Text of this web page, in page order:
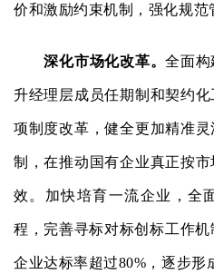
价和激励约束机制，强化规范
深化市场化改革。全面构
升经理层成员任期制和契约
项制度改革，健全更加精准
制，在推动国有企业真正按
效。加快培育一流企业，全
程，完善寻标对标创标工作
企业达标率超过80%，逐步形